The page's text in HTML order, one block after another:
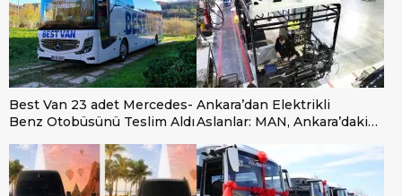
Best Van 23 adet Mercedes-
Benz Otobüsünü Teslim Aldı
Ankara’dan Elektrikli
Aslanlar: MAN, Ankara’daki
başladı